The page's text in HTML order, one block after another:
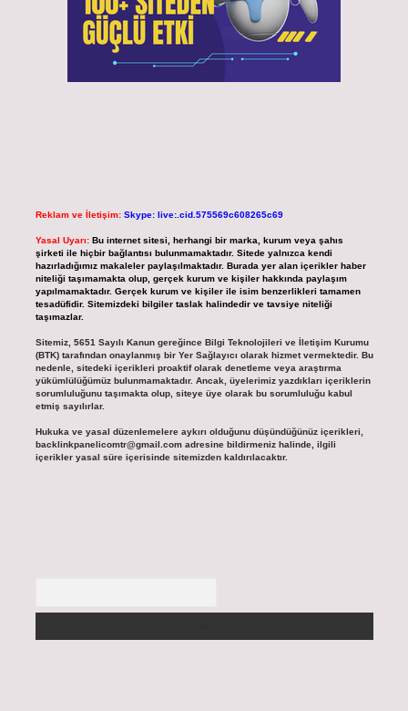
Reklam ve İletişim: Skype: live:.cid.575569c608265c69
Yasal Uyarı: Bu internet sitesi, herhangi bir marka, kurum veya şahıs
şirketi ile hiçbir bağlantısı bulunmamaktadır. Sitede yalnızca kendi
hazırladığımız makaleler paylaşılmaktadır. Burada yer alan içerikler haber
niteliği taşımamakta olup, gerçek kurum ve kişiler hakkında paylaşım
yapılmamaktadır. Gerçek kurum ve kişiler ile isim benzerlikleri tamamen
tesadüfidir. Sitemizdeki bilgiler taslak halindedir ve tavsiye niteliği
taşımazlar.
Sitemiz, 5651 Sayılı Kanun gereğince Bilgi Teknolojileri ve İletişim Kurumu
(BTK) tarafından onaylanmış bir Yer Sağlayıcı olarak hizmet vermektedir. Bu
nedenle, sitedeki içerikleri proaktif olarak denetleme veya araştırma
yükümlülüğümüz bulunmamaktadır. Ancak, üyelerimiz yazdıkları içeriklerin
sorumluluğunu taşımakta olup, siteye üye olarak bu sorumluluğu kabul
etmiş sayılırlar.
Hukuka ve yasal düzenlemelere aykırı olduğunu düşündüğünüz içerikleri,
backlinkpanelicomtr@gmail.comadresine bildirmeniz halinde, ilgili
içerikler yasal süre içerisinde sitemizden kaldırılacaktır.